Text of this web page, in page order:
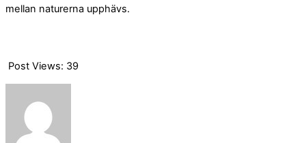
mellan naturerna upphävs.
Post Views: 39